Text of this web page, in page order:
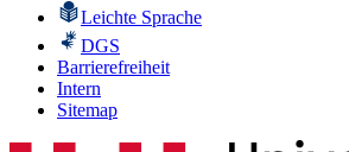
Leichte Sprache
DGS
Barrierefreiheit
Intern
Sitemap